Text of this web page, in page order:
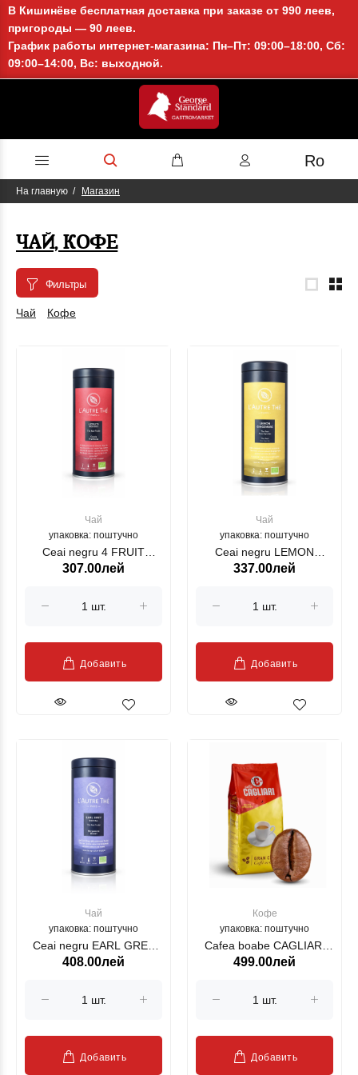
В Кишинёве бесплатная доставка при заказе от 990 леев,
пригороды — 90 леев.
График работы интернет-магазина: Пн–Пт: 09:00–18:00, Сб:
09:00–14:00, Вс: выходной.
Ro
На главную Магазин
ЧАЙ, КОФЕ
Фильтры
Чай Кофе
Чай
упаковка: поштучно
Ceai negru 4 FRUIT
ROUGE BIO LAUTRE THE
307.00лей
Добавить
Чай
упаковка: поштучно
Ceai negru LEMON
GINGER BIO LAUTRE
337.00лей
Добавить
Чай
упаковка: поштучно
Ceai negru EARL GREY
ROYAL BIO LAUTRE THE
408.00лей
Добавить
Кофе
упаковка: поштучно
Cafea boabe CAGLIARI
Gran Caffe 1 kg
499.00лей
Добавить